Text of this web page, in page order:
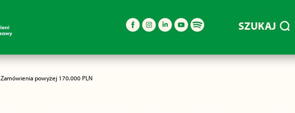
SZUKAJ
Zamówienia powyżej 170.000 PLN